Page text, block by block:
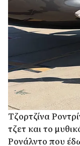
Τζορτζίνα
τζετ και το
Ρονάλντο που